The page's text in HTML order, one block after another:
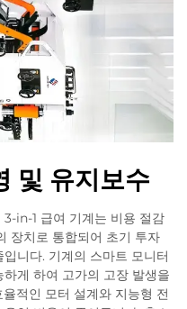
및 유지보수
in-1 급여 기계는 비용 절감
장치로 통합되어 초기 투자
니다. 기계의 스마트 모니터
게 하여 고가의 고장 발생을
적인 모터 설계와 지능형 전